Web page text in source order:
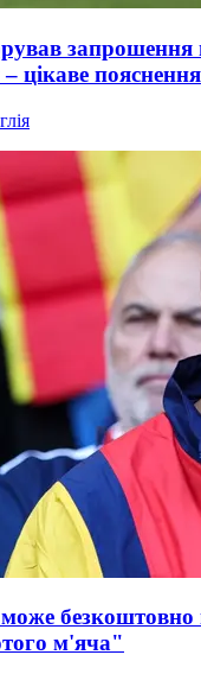
запрошення
– цікаве пояснення
безкоштовно
м'яча"